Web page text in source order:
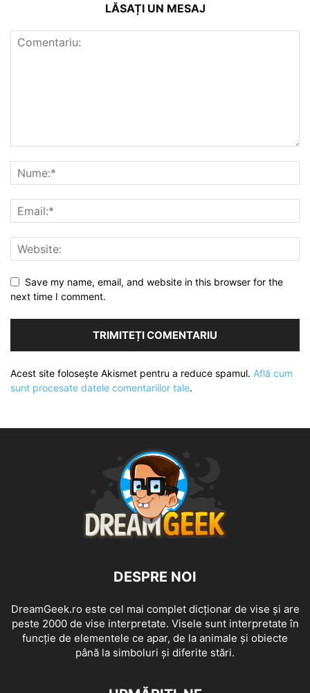
LĂSAȚI UN MESAJ
Save my name, email, and website in this browser for the
next time I comment.
Acest site folosește Akismet pentru a reduce spamul. Află cum
sunt procesate datele comentariilor tale.
DESPRE NOI
DreamGeek.ro este cel mai complet dicționar de vise și are
peste 2000 de vise interpretate. Visele sunt interpretate în
funcție de elementele ce apar, de la animale și obiecte
până la simboluri și diferite stări.